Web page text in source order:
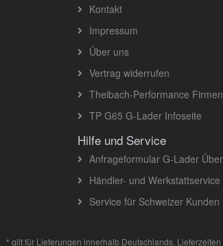
Kontakt
Impressum
Über uns
Vertrag widerrufen
Theibach-Performance
TP G65 G-Lader Infoseite
Hilfe und Service
Anfrageformular G-Lader
Händler- und Werkstattservice
Service für Schweizer Kunden
* gilt für Lieferungen innerhalb Deutschlands,